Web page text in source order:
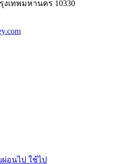
เทพมหานคร 10330
อนไป ใช้ไป